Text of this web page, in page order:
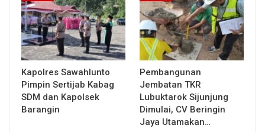
Kapolres Sawahlunto
Pimpin Sertijab Kabag
SDM dan Kapolsek
Barangin
Pembangunan
Jembatan TKR
Lubuktarok Sijunjung
Dimulai, CV Beringin
Jaya Utamakan…